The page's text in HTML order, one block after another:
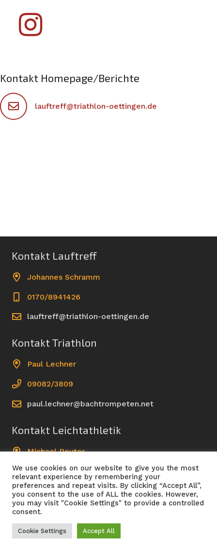
Kontakt Homepage/Berichte
lauftreff@triathlon-oettingen.de
Kontakt Lauftreff
Johannes Schramm
0170/8941426
lauftreff@triathlon-oettingen.de
Kontakt Triathlon
Paul Lechner
09082/3809
paul.lechner@bachtrompeten.net
Kontakt Leichtathletik
Michael Reuter
09082/961499
leichtathletik@triathlon-oettingen.de
Copyright Lauftreff|Triathlon TSV Oettingen 1861 e.
V.
We use cookies on our website to give you the most
relevant experience by remembering your
preferences and repeat visits. By clicking “Accept All”,
you consent to the use of ALL the cookies. However,
you may visit "Cookie Settings" to provide a controlled
consent.
Cookie Settings Accept All